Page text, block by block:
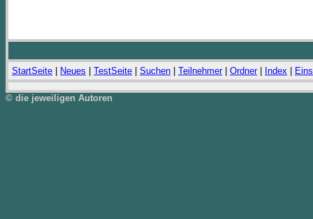
StartSeite Neues TestSeite Suchen Teilnehmer| Ordner| Index
© die jeweiligen Autoren